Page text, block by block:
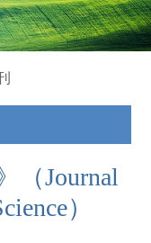
（Journal
）